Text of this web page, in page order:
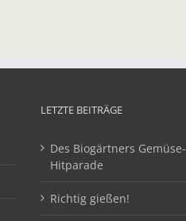
LETZTE BEITRÄGE
Des Biogärtners Gemüse-
Hitparade
Richtig gießen!